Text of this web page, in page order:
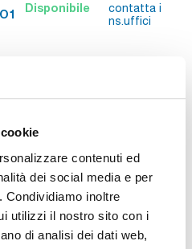
contenuti ed
dei social media e per
Condividiamo inoltre
utilizzi il nostro sito con i
di analisi dei dati web,
Disponibile
contatta i
ns.uffici